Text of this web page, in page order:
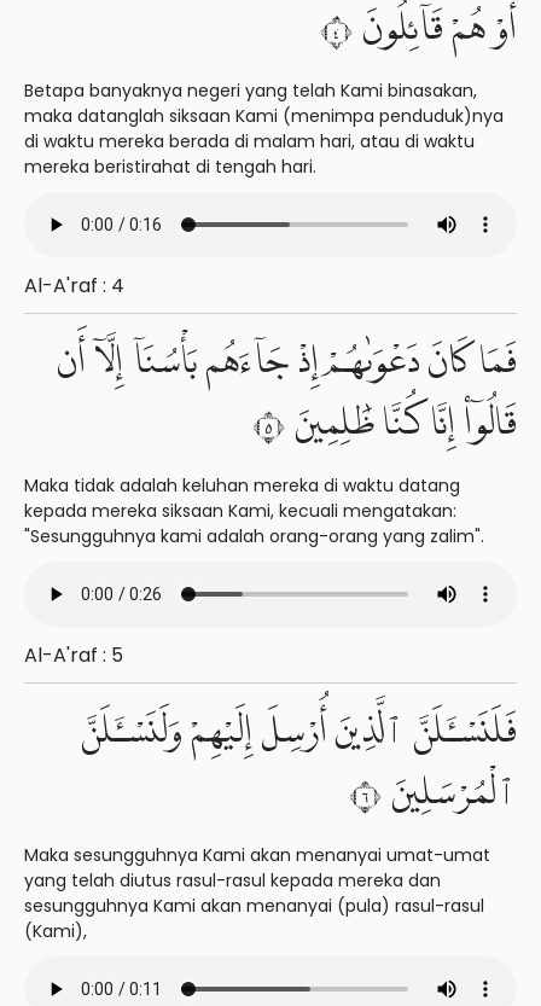
أَوْ هُمْ قَآئِلُونَ ٤
Betapa banyaknya negeri yang telah Kami binasakan,
maka datanglah siksaan Kami (menimpa penduduk)nya
di waktu mereka berada di malam hari, atau di waktu
mereka beristirahat di tengah hari.
Al-A'raf : 4
فَمَا كَانَ دَعْوَىٰهُمْ إِذْ جَآءَهُم بَأْسُنَآ إِلَّآ أَن
قَالُوٓا۟ إِنَّا كُنَّا ظَٰلِمِينَ ٥
Maka tidak adalah keluhan mereka di waktu datang
kepada mereka siksaan Kami, kecuali mengatakan:
"Sesungguhnya kami adalah orang-orang yang zalim".
Al-A'raf : 5
فَلَنَسْـَٔلَنَّ ٱلَّذِينَ أُرْسِلَ إِلَيْهِمْ وَلَنَسْـَٔلَنَّ
ٱلْمُرْسَلِينَ ٦
Maka sesungguhnya Kami akan menanyai umat-umat
yang telah diutus rasul-rasul kepada mereka dan
sesungguhnya Kami akan menanyai (pula) rasul-rasul
(Kami),